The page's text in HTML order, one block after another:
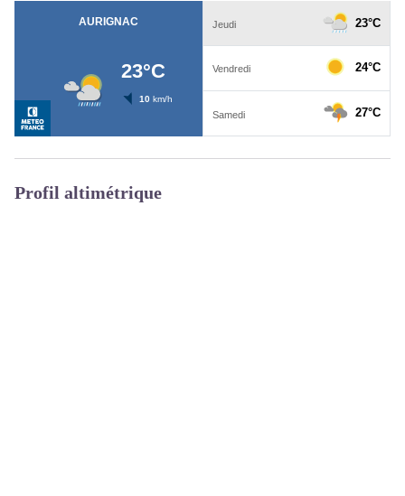
Profil altimétrique